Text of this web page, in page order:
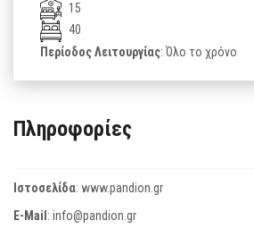
15
40
Περίοδος Λειτουργίας: Όλο το χρόνο
Πληροφορίες
Ιστοσελίδα: www.pandion.gr
E-Mail: info@pandion.gr